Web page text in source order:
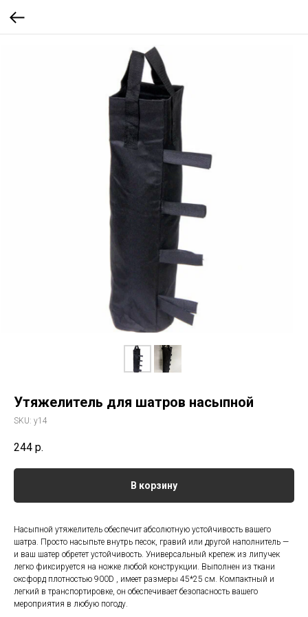
Утяжелитель для шатров насыпной
SKU: у14
244 р.
В корзину
Насыпной утяжелитель обеспечит абсолютную устойчивость вашего
шатра. Просто насыпьте внутрь песок, гравий или другой наполнитель —
и ваш шатер обретет устойчивость. Универсальный крепеж из липучек
легко фиксируется на ножке любой конструкции. Выполнен из ткани
оксфорд плотностью 900D , имеет размеры 45*25 см. Компактный и
легкий в транспортировке, он обеспечивает безопасность вашего
мероприятия в любую погоду.